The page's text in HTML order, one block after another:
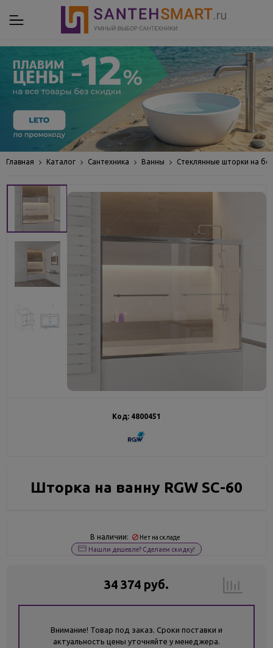
Главная Каталог Сантехника Ванны Стеклянные шторки на
Код: 4800451
Шторка на ванну RGW SC-60
В наличии: Нет на складе
Нашли дешевле? Сделаем скидку!
34 374 руб.
Внимание! Товар под заказ. Сроки поставки и
актуальность цены уточняйте у менеджера.